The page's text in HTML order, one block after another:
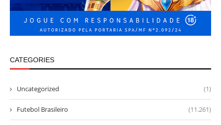
CATEGORIES
Uncategorized (1)
Futebol Brasileiro (11.261)